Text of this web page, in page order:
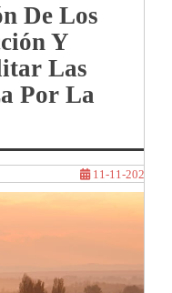
De Los
Y
Las
Por La
11-11-2024